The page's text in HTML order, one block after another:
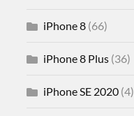
iPhone 8 (66)
iPhone 8 Plus (36)
iPhone SE 2020 (4)